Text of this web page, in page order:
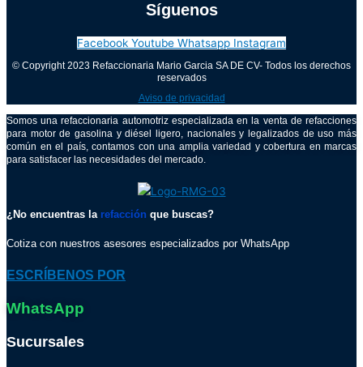
Síguenos
Facebook Youtube Whatsapp Instagram
© Copyright 2023 Refaccionaria Mario Garcia SA DE CV- Todos los derechos
reservados
Aviso de privacidad
Somos una refaccionaria automotriz especializada en la venta de refacciones
para motor de gasolina y diésel ligero, nacionales y legalizados de uso más
común en el país, contamos con una amplia variedad y cobertura en marcas
para satisfacer las necesidades del mercado.
¿No encuentras la refacción que buscas?
Cotiza con nuestros asesores especializados por WhatsApp
ESCRÍBENOS POR
WhatsApp
Sucursales